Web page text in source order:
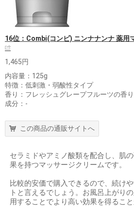
16位：Combi(コンビ) ニンナナンナ 薬用
1,465円
内容量：125g
特徴：低刺激・弱酸性タイプ
香り：フレッシュグレープフルーツの香り
成分：-
この商品の通販サイトへ
セラミドやアミノ酸類を配合し、肌
果を持つマッサージクリームです。
比較的安価で購入できるので、続け
トと言えるでしょう。お風呂上がり
用することでより高い効果を得ること